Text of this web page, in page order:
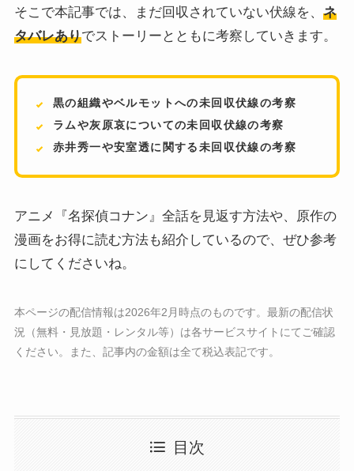
そこで本記事では、まだ回収されていない伏線を、 ネ
タバレありでストーリーとともに考察していきます。
黒の組織やベルモットへの未回収伏線の考察
ラムや灰原哀についての未回収伏線の考察
赤井秀一や安室透に関する未回収伏線の考察
アニメ『名探偵コナン』全話を見返す方法や、原作の
漫画をお得に読む方法も紹介しているので、ぜひ参考
にしてくださいね。
本ページの配信情報は2026年2月時点のものです。最新の配信状
況（無料・見放題・レンタル等）は各サービスサイトにてご確認
ください。また、記事内の金額は全て税込表記です。
目次